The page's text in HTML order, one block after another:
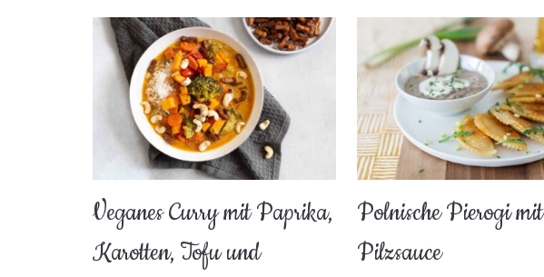
Veganes Curry mit Paprika,
Karotten, Tofu und
Polnische Pierogi mit
Pilzsauce